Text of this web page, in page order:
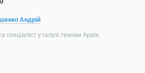
Андрій
спеціаліст у галузі техніки Apple.